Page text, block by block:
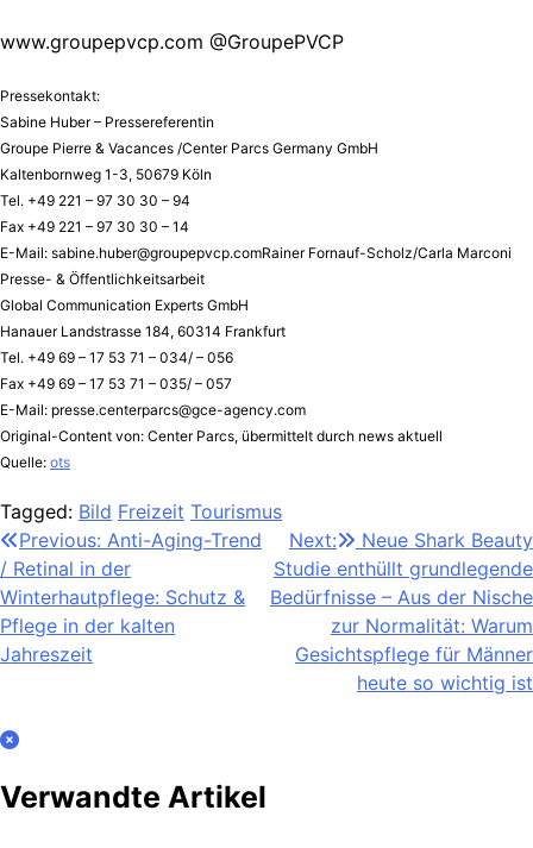
www.groupepvcp.com @GroupePVCP
Pressekontakt:
Sabine Huber – Pressereferentin
Groupe Pierre & Vacances /Center Parcs Germany GmbH
Kaltenbornweg 1-3, 50679 Köln
Tel. +49 221 – 97 30 30 – 94
Fax +49 221 – 97 30 30 – 14
E-Mail: sabine.huber@groupepvcp.comRainerFornauf-Scholz/Carla Marconi
Presse- & Öffentlichkeitsarbeit
Global Communication Experts GmbH
Hanauer Landstrasse 184, 60314 Frankfurt
Tel. +49 69 – 17 53 71 – 034/ – 056
Fax +49 69 – 17 53 71 – 035/ – 057
E-Mail: presse.centerparcs@gce-agency.com
Original-Content von: Center Parcs, übermittelt durch news aktuell
Quelle: ots
Tagged: Bild Freizeit Tourismus
Beitragsnavigation
Previous: Anti-Aging-Trend
/ Retinal in der
Winterhautpflege: Schutz &
Pflege in der kalten
Jahreszeit
Next:
Neue Shark Beauty
Studie enthüllt grundlegende
Bedürfnisse – Aus der Nische
zur Normalität: Warum
Gesichtspflege für Männer
heute so wichtig ist
Verwandte Artikel